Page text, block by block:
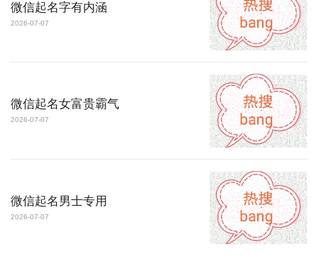
微信起名字有内涵
2026-07-07
微信起名女富贵霸气
2026-07-07
微信起名男士专用
2026-07-07